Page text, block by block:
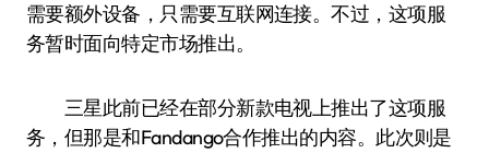
需要额外设备，只需要互联网连接。不过，这项服
务暂时面向特定市场推出。
三星此前已经在部分新款电视上推出了这项服
务，但那是和Fandango合作推出的内容。此次则是